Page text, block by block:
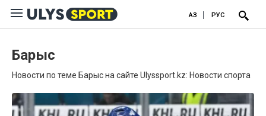
ҚАЗ РУС
Барыс
Новости по теме Барыс на сайте Ulyssport.kz: Новости спорта